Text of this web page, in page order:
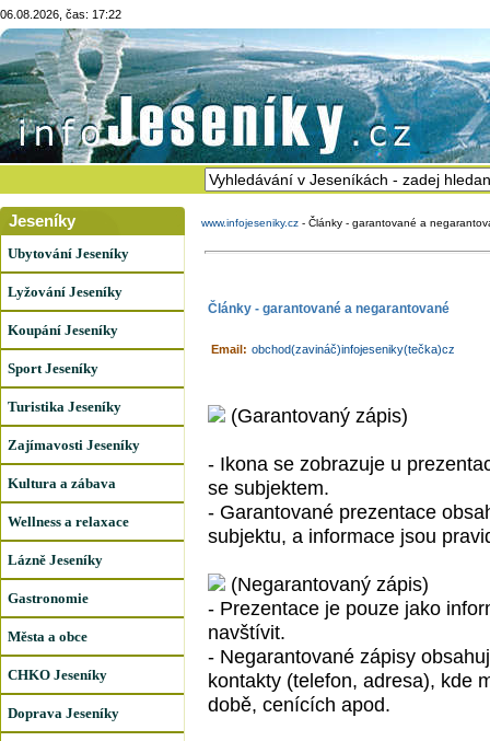
06.08.2026, čas: 17:22
Jeseníky
Ubytování Jeseníky
Lyžování Jeseníky
Koupání Jeseníky
Sport Jeseníky
Turistika Jeseníky
Zajímavosti Jeseníky
Kultura a zábava
Wellness a relaxace
Lázně Jeseníky
Gastronomie
Města a obce
CHKO Jeseníky
Doprava Jeseníky
www.infojeseniky.cz - Články - garantované a
Články - garantované a negarantované
Email: obchod(zavináč)infojeseniky(tečka)cz
(Garantovaný zápis)
- Ikona se zobrazuje u
se subjektem.
- Garantované prezentace
subjektu, a informace jsou
(Negarantovaný zápis)
- Prezentace je pouze jako
navštívit.
- Negarantované zápisy
kontakty (telefon, adresa), kde
době, cenících apod.